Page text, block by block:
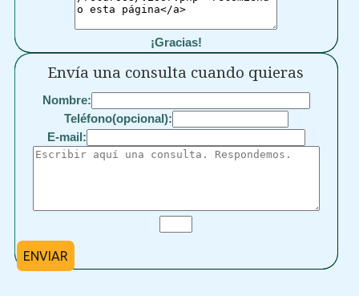
¡Gracias!
Envía una consulta cuando quieras
Nombre:
Teléfono(opcional):
E-mail:
ENVIAR